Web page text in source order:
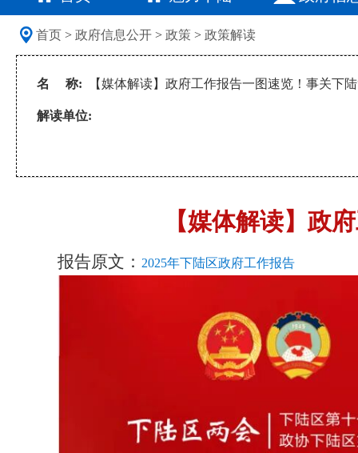
首页 > 政府信息公开 > 政策 > 政策解读
名 称: 【媒体解读】政府工作报告一图速览！事关下
解读单位:
【媒体解读】政
报告原文： 2025年下陆区政府工作报告